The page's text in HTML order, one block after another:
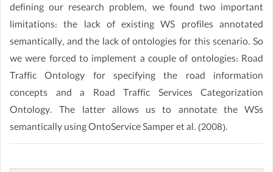
defining our research problem, we found two important
limitations: the lack of existing WS profiles annotated
semantically, and the lack of ontologies for this scenario. So
we were forced to implement a couple of ontologies: Road
Traffic Ontology for specifying the road information
concepts and a Road Traffic Services Categorization
Ontology. The latter allows us to annotate the WSs
semantically using OntoService Samper et al. (2008).